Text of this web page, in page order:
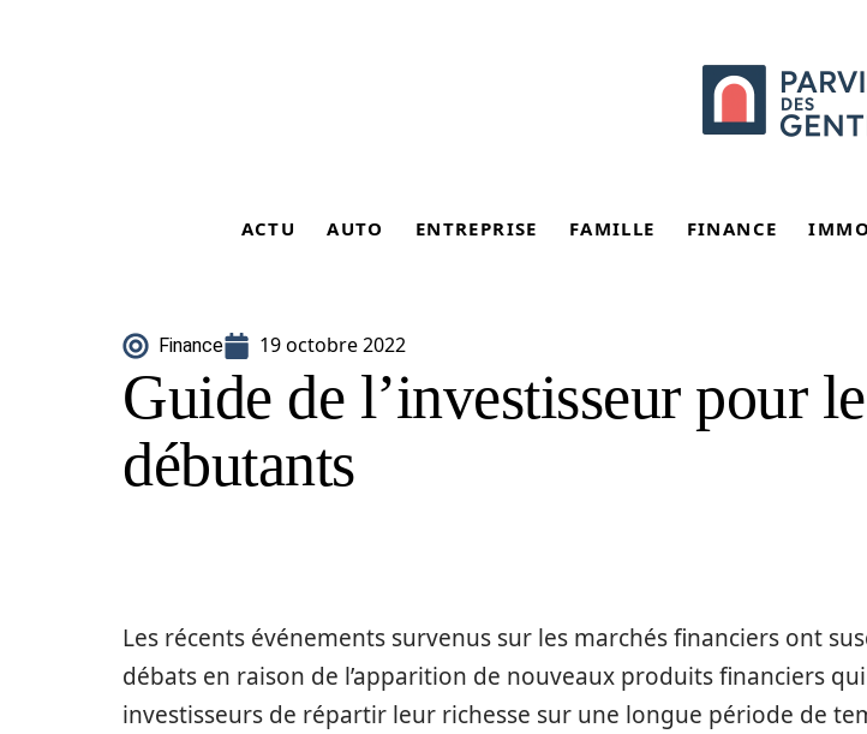
ACTU AUTO ENTREPRISE FAMILLE FINANCE IMMO
Finance 19 octobre 2022
Guide de l’investisseur pour
débutants
Les récents événements survenus sur les marchés financiers ont
débats en raison de l’apparition de nouveaux produits financiers
investisseurs de répartir leur richesse sur une longue période de